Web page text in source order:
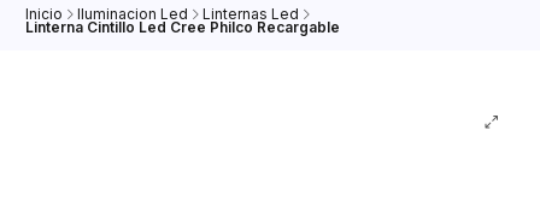
Inicio Iluminacion Led Linternas Led
Linterna Cintillo Led Cree Philco Recargable